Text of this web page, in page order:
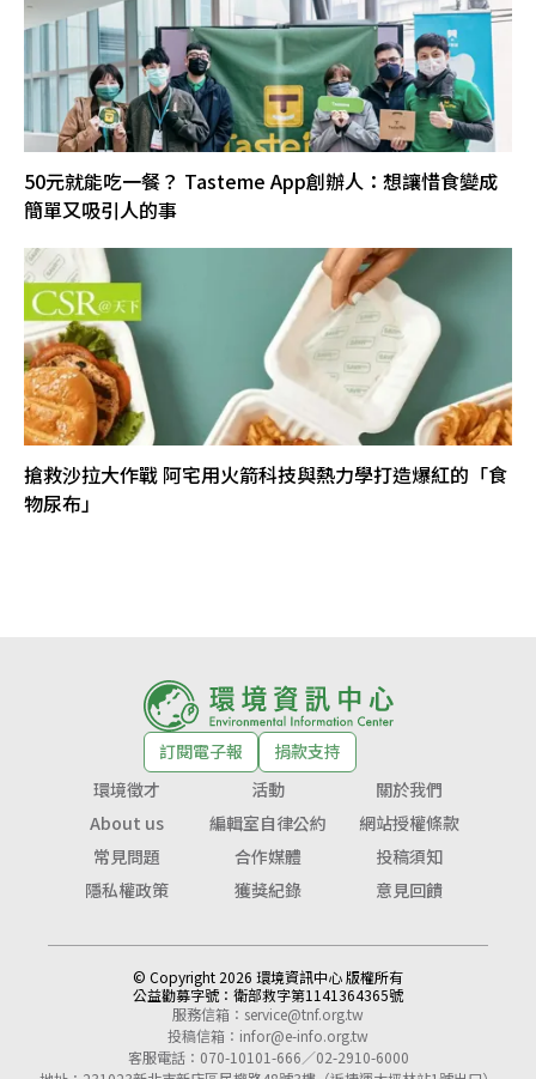
50元就能吃一餐？ Tasteme App創辦人：想讓惜食變成
簡單又吸引人的事
搶救沙拉大作戰 阿宅用火箭科技與熱力學打造爆紅的「食
物尿布」
訂閱電子報
捐款支持
環境徵才
活動
關於我們
About us
編輯室自律公約
網站授權條款
常見問題
合作媒體
投稿須知
隱私權政策
獲獎紀錄 意見回饋
© Copyright 2026 環境資訊中心 版權所有
公益勸募字號： 衛部救字第1141364365號
服務信箱： service@tnf.org.tw
投稿信箱： infor@e-info.org.tw
客服電話：070-10101-666／02-2910-6000